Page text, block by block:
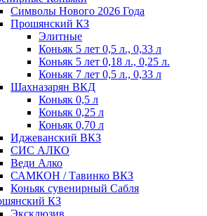
Символы Нового 2026 Года
Прошянский КЗ
Элитные
Коньяк 5 лет 0,5 л., 0,33 л
Коньяк 5 лет 0,18 л., 0,25 л.
Коньяк 7 лет 0,5 л., 0,33 л
Шахназарян ВКД
Коньяк 0,5 л
Коньяк 0,25 л
Коньяк 0,70 л
Иджеванский ВКЗ
СИС АЛКО
Веди Алко
САМКОН / Тавинко ВКЗ
Коньяк сувенирный Сабля
КЗ
Эксклюзив